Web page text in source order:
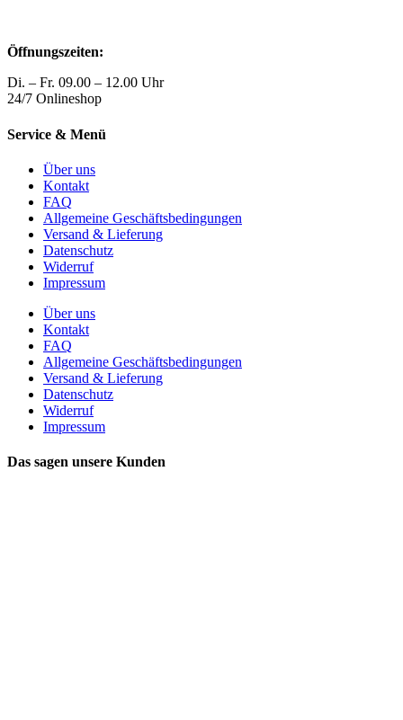
Öffnungszeiten:
Di. – Fr. 09.00 – 12.00 Uhr
24/7 Onlineshop
Service & Menü
Über uns
Kontakt
FAQ
Allgemeine Geschäftsbedingungen
Versand & Lieferung
Datenschutz
Widerruf
Impressum
Über uns
Kontakt
FAQ
Allgemeine Geschäftsbedingungen
Versand & Lieferung
Datenschutz
Widerruf
Impressum
Das sagen unsere Kunden